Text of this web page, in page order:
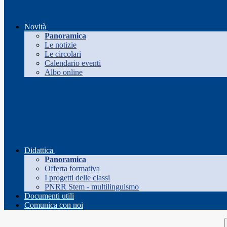
Novità
Panoramica
Le notizie
Le circolari
Calendario eventi
Albo online
Didattica
Panoramica
Offerta formativa
I progetti delle classi
PNRR Stem - multilinguismo
Documenti utili
Comunica con noi